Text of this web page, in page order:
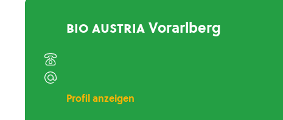
bio austriaVorarlberg
Profil anzeigen